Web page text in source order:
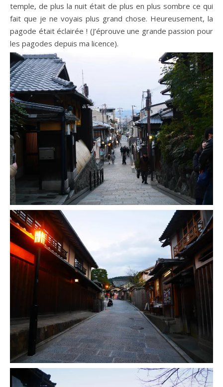
temple, de plus la nuit était de plus en plus sombre ce qui
fait que je ne voyais plus grand chose. Heureusement, la
pagode était éclairée ! (J’éprouve une grande passion pour
les pagodes depuis ma licence).